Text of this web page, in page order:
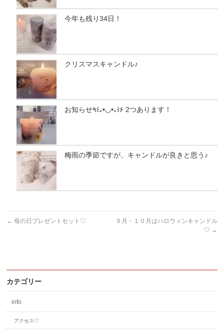
今年も残り34日！
クリスマスキャンドル♪
お知らせ٩꒰｡•◡•｡꒱۶ 2つあります！
梅雨の季節ですが、キャンドルが良きと思う♪
← 母の日プレゼントセット♡
９月・１０月はハロウィンキャンドル
♡ →
カテゴリー
info
アクセス♡